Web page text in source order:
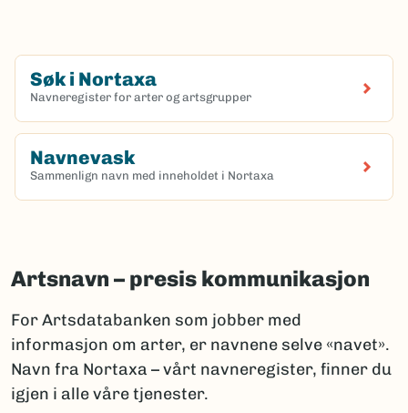
Søk i Nortaxa
Navneregister for arter og artsgrupper
Navnevask
Sammenlign navn med inneholdet i Nortaxa
Artsnavn – presis kommunikasjon
For Artsdatabanken som jobber med
informasjon om arter, er navnene selve «navet».
Navn fra Nortaxa – vårt navneregister, finner du
igjen i alle våre tjenester.